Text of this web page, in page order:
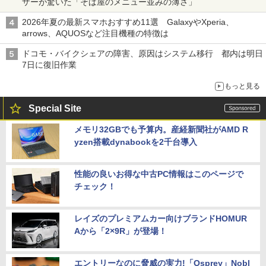
2026年夏の最新スマホおすすめ11選 GalaxyやXperia、
arrows、AQUOSなど注目機種の特徴は
ドコモ・バイクシェアの障害、原因はシステム移行 都内は明日
7日に復旧作業
もっと見る
Special Site
メモリ32GBでも予算内。産経新聞社がAMD R
yzen搭載dynabookを2千台導入
性能の良いお得な中古PC情報はこのページで
チェック！
レイズのプレミアムカー向けブランドHOMUR
Aから「2×9R」が登場！
エントリーなのに脅威の実力!「Osprey」Nobl